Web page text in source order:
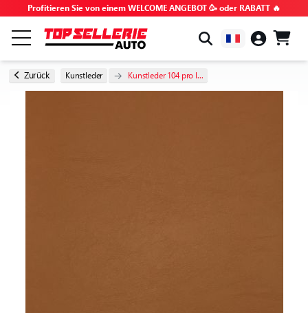
Profitieren Sie von einem WELCOME ANGEBOT 🥳 oder RABATT 🔥
NACH MARKE & MODELL
Zurück Kunstleder Kunstleder 104 pro l...